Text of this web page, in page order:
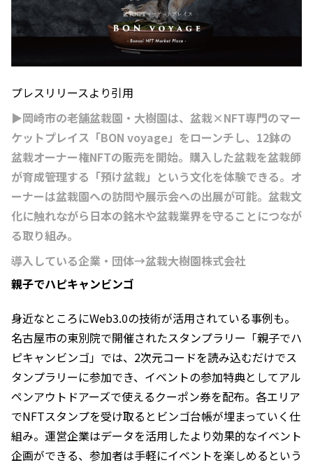
プレスリリースより引用
▶岡崎市の老舗盆栽園・大樹園は、盆栽×NFT専門のマー
ケットプレイス「BON voyage」をローンチし、12鉢の
盆栽オーナー権NFTの販売を開始。購入した盆栽を盆栽師
が育成管理する「預け盆栽」という文化を体験できる。オ
ーナーは盆栽園への訪問や展示会への出展が可能。盆栽文
化に触れながら日本の銘木や盆栽業界を守ることにつなが
る取り組み。
導入している企業・団体→盆栽大樹園株式会社
親子でハピキャンビンゴ
身近なところにWeb3.0の技術が活用されている事例も。
名古屋市の東別院で開催されたスタンプラリー「親子でハ
ピキャンビンゴ」では、2次元コードを読み込むだけでス
タンプラリーに参加でき、イベントの参加特典としてアル
ペンアウトドアーズで使えるクーポン券を配布。各エリア
でNFTスタンプを受け取るとビンゴ台帳が埋まっていく仕
組み。運営企業はデータを活用したより効果的なイベント
企画ができる、参加者は手軽にイベントを楽しめるという